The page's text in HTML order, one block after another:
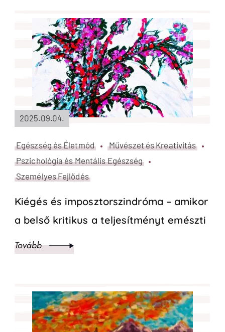
2025.09.04.
Egészség és Életmód
Művészet és Kreativitás
Pszichológia és Mentális Egészség
Személyes Fejlődés
Kiégés és imposztorszindróma – amikor
a belső kritikus a teljesítményt emészti
Tovább